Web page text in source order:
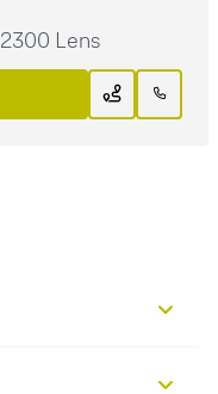
Lens